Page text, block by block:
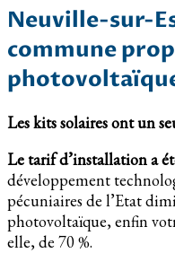
Neuville-sur-
commune
Les kits solaires ont un
Le tarif d’installation a
développement
pécuniaires de l’Etat
photovoltaïque, enfin
elle, de 70 %.